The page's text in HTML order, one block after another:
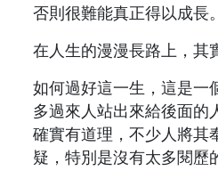
否則很難能真正得以成長。
在人生的漫漫長路上，其
如何過好這一生，這是一
多過來人站出來給後面的
確實有道理，不少人將其
疑，特別是沒有太多閱歷